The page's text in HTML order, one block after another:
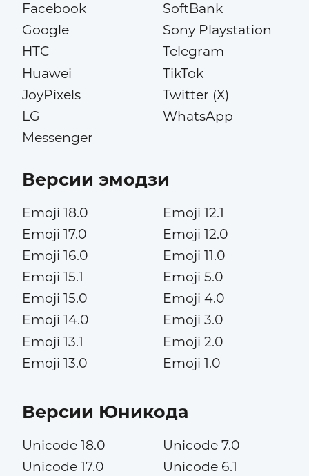
Facebook
Google
HTC
Huawei
JoyPixels
LG
Messenger
SoftBank
Sony Playstation
Telegram
TikTok
Twitter (X)
WhatsApp
Версии эмодзи
Emoji 18.0
Emoji 17.0
Emoji 16.0
Emoji 15.1
Emoji 15.0
Emoji 14.0
Emoji 13.1
Emoji 13.0
Emoji 12.1
Emoji 12.0
Emoji 11.0
Emoji 5.0
Emoji 4.0
Emoji 3.0
Emoji 2.0
Emoji 1.0
Версии Юникода
Unicode 18.0
Unicode 17.0
Unicode 7.0
Unicode 6.1